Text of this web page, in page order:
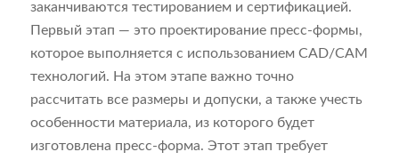
заканчиваются тестированием и сертификацией.
Первый этап — это проектирование пресс-формы,
которое выполняется с использованием CAD/CAM
технологий. На этом этапе важно точно
рассчитать все размеры и допуски, а также учесть
особенности материала, из которого будет
изготовлена пресс-форма. Этот этап требует